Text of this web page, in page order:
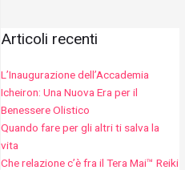
Articoli recenti
L’Inaugurazione dell’Accademia
Icheiron: Una Nuova Era per il
Benessere Olistico
Quando fare per gli altri ti salva la
vita
Che relazione c’è fra il Tera Mai™ Reiki